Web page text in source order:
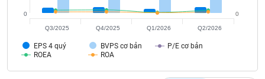
EPS 4 quý BVPS cơ bản
P/E cơ bản
ROEA
ROA
0 0
Q3/2025 Q4/2025 Q1/2026 Q2/2026